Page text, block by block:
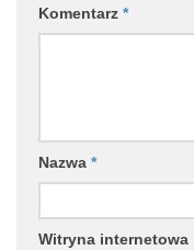
Komentarz *
Nazwa *
Witryna internetowa